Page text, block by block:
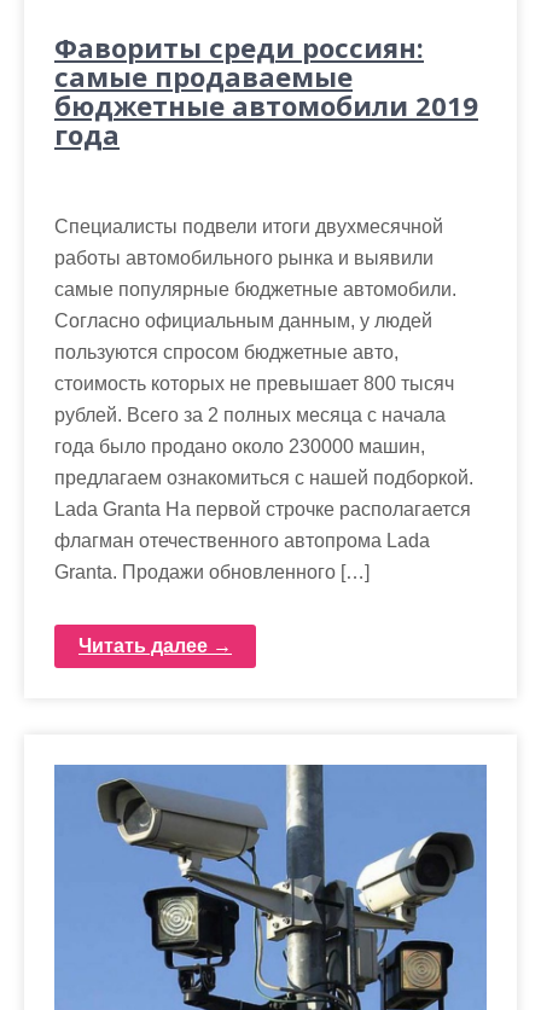
Фавориты среди россиян:
самые продаваемые
бюджетные автомобили 2019
года
Специалисты подвели итоги двухмесячной
работы автомобильного рынка и выявили
самые популярные бюджетные автомобили.
Согласно официальным данным, у людей
пользуются спросом бюджетные авто,
стоимость которых не превышает 800 тысяч
рублей. Всего за 2 полных месяца с начала
года было продано около 230000 машин,
предлагаем ознакомиться с нашей подборкой.
Lada Granta На первой строчке располагается
флагман отечественного автопрома Lada
Granta. Продажи обновленного […]
Читать далее →